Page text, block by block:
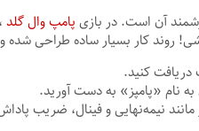
آن است. در بازی پامپ وال گلد
روند کار بسیار ساده طراحی
کنید.
به نام «پامپز» به دست آورید.
نیمه‌نهایی و فینال، ضریب